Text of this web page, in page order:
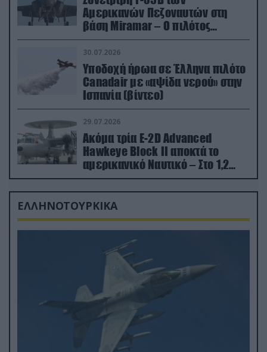
Αμερικανών Πεζοναυτών στη
βάση Miramar – Ο πιλότος
εκτινάχθηκε εγκαίρως
30.07.2026
Υποδοχή ήρωα σε Έλληνα πιλότο
Canadair με «αψίδα νερού» στην
Ισπανία (βίντεο)
29.07.2026
Ακόμα τρία E-2D Advanced
Hawkeye Block II αποκτά το
αμερικανικό Ναυτικό – Στο 1,2
δισ.δολάρια το κόστος
ΕΛΛΗΝΟΤΟΥΡΚΙΚΑ